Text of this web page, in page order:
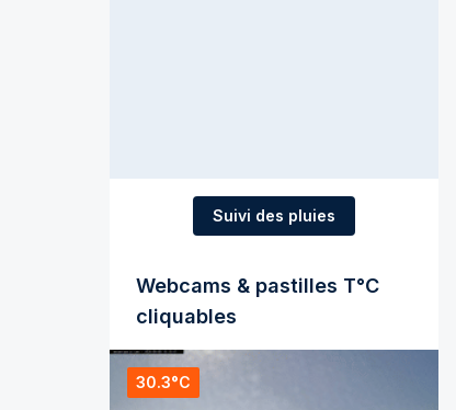
Suivi des pluies
Webcams & pastilles T°C
cliquables
30.3°C